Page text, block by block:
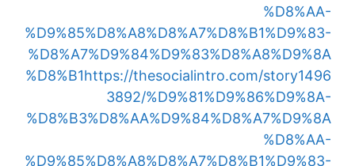
%D8%AA-
%D9%85%D8%A8%D8%A7%D8%B1%D9%83-
%D8%A7%D9%84%D9%83%D8%A8%D9%8A
%D8%B1https://thesocialintro.com/story1496
3892/%D9%81%D9%86%D9%8A-
%D8%B3%D8%AA%D9%84%D8%A7%D9%8A
%D8%AA-
%D9%85%D8%A8%D8%A7%D8%B1%D9%83-